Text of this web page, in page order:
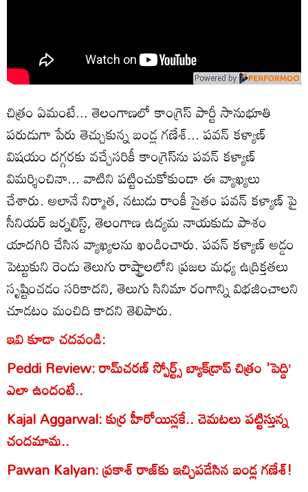
Powered by
చిత్రం ఏమంటే... తెలంగాణలో కాంగ్రెస్‌ పార్టీ సానుభూతి
పరుడుగా పేరు తెచ్చుకున్న బండ్ల గణేశ్... పవన్ కళ్యాణ్‌
విషయం దగ్గరకు వచ్చేసరికీ కాంగ్రెస్‌ను పవన్ కళ్యాణ్‌
విమర్శించినా... వాటిని పట్టించుకోకుండా ఈ వ్యాఖ్యలు
చేశారు. అలానే నిర్మాత, నటుడు రాంకీ సైతం పవన్ కళ్యాణ్‌ పై
సీనియర్‌ జర్నలిస్ట్, తెలంగాణ ఉద్యమ నాయకుడు పాశం
యాదగిరి చేసిన వ్యాఖ్యలను ఖండించారు. పవన్ కళ్యాణ్‌ అడ్డం
పెట్టుకుని రెండు తెలుగు రాష్ట్రాలలోని ప్రజల మధ్య ఉద్రిక్తతలు
సృష్టించడం సరికాదని, తెలుగు సినిమా రంగాన్ని విభజించాలని
చూడటం మంచిది కాదని తెలిపారు.
ఇవి కూడా చదవండి:
Peddi Review: రామ్‌చరణ్‌ స్పోర్ట్స్‌ బ్యాక్‌డ్రాప్‌ చిత్రం 'పెద్ది’
ఎలా ఉందంటే..
Kajal Aggarwal: కుర్ర హీరోయిన్లకే.. చెమటలు పట్టిస్తున్న
చందమామ..
Pawan Kalyan: ప్రకాశ్‌ రాజ్‌కు ఇచ్చిపడేసిన బండ్ల గణేశ్‌!